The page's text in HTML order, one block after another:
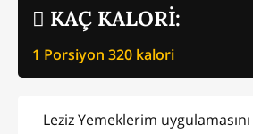
KAÇ KALORİ:
1 Porsiyon 320 kalori
Leziz Yemeklerim